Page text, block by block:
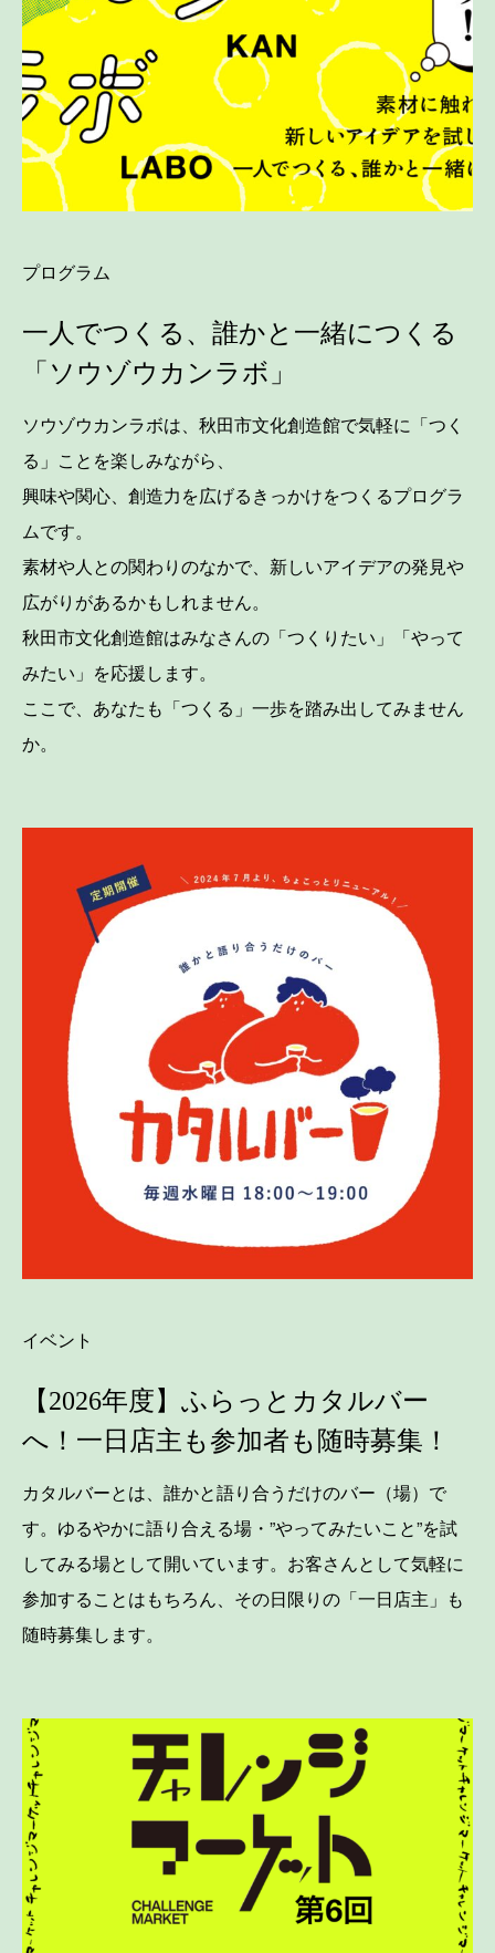
プログラム
一人でつくる、誰かと一緒につくる
「ソウゾウカンラボ」
ソウゾウカンラボは、秋田市文化創造館で気軽に「つく
る」ことを楽しみながら、
興味や関心、創造力を広げるきっかけをつくるプログラ
ムです。
素材や人との関わりのなかで、新しいアイデアの発見や
広がりがあるかもしれません。
秋田市文化創造館はみなさんの「つくりたい」「やって
みたい」を応援します。
ここで、あなたも「つくる」一歩を踏み出してみません
か。
イベント
【2026年度】ふらっとカタルバー
へ！一日店主も参加者も随時募集！
カタルバーとは、誰かと語り合うだけのバー（場）で
す。ゆるやかに語り合える場・”やってみたいこと”を試
してみる場として開いています。お客さんとして気軽に
参加することはもちろん、その日限りの「一日店主」も
随時募集します。